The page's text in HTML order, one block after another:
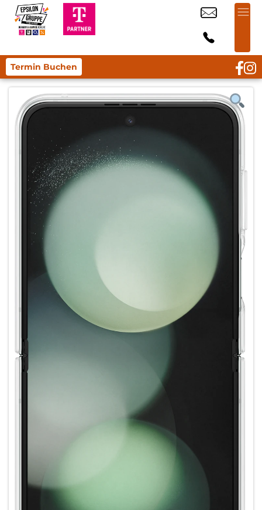
Termin Buchen